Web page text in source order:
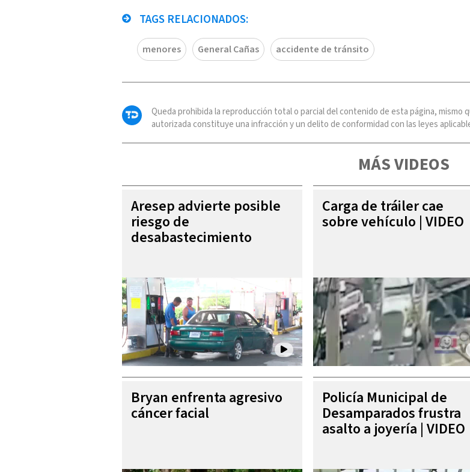
TAGS RELACIONADOS:
menores General Cañas accidente de tránsito
Queda prohibida la reproducción total o parcial del contenido de esta página, mismo
autorizada constituye una infracción y un delito de conformidad con las leyes
MÁS VIDEOS
Aresep advierte posible
riesgo de
desabastecimiento
Carga de tráiler cae
sobre vehículo | VIDEO
Bryan enfrenta agresivo
cáncer facial
Policía Municipal de
Desamparados frustra
asalto a joyería | VIDEO